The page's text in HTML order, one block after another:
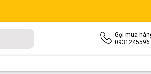
Gọi mua
0931245596